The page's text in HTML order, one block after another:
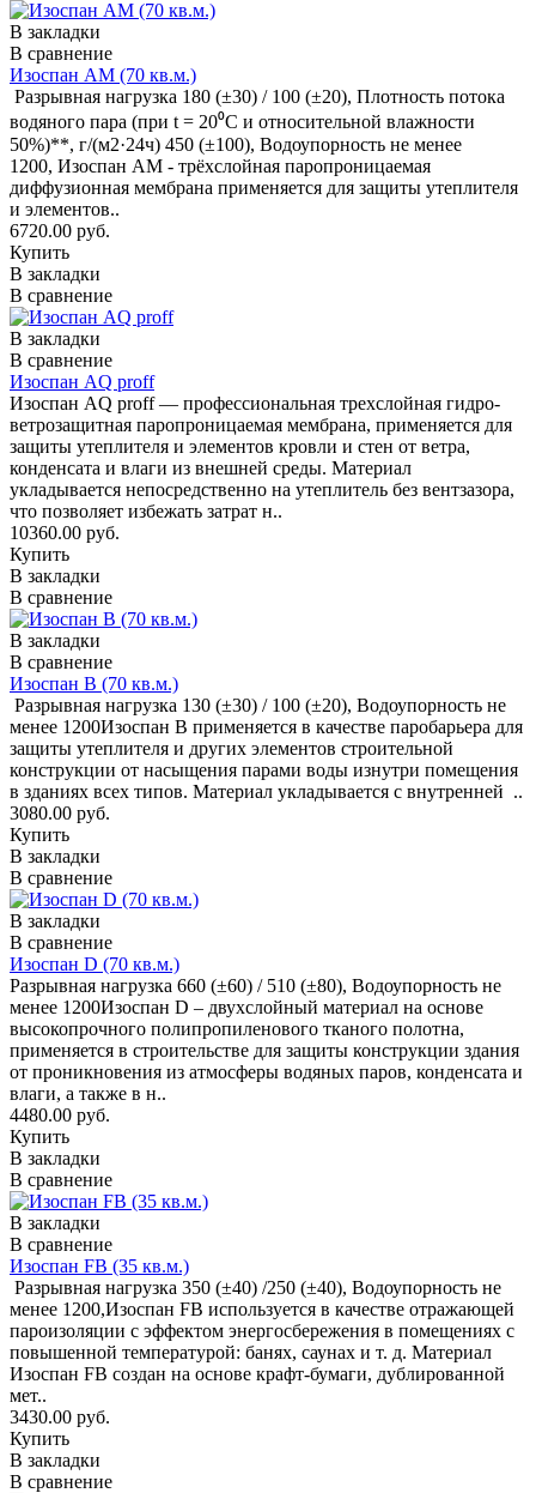
В закладки
В сравнение
Изоспан AM (70 кв.м.)
Разрывная нагрузка 180 (±30) / 100 (±20), Плотность потока
водяного пара (при t = 20⁰С и относительной влажности
50%)**, г/(м2·24ч) 450 (±100), Водоупорность не менее
1200, Изоспан AM - трёхслойная паропроницаемая
диффузионная мембрана применяется для защиты утеплителя
и элементов..
6720.00 руб.
Купить
В закладки
В сравнение
В закладки
В сравнение
Изоспан AQ proff
Изоспан AQ proff — профессиональная трехслойная гидро-
ветрозащитная паропроницаемая мембрана, применяется для
защиты утеплителя и элементов кровли и стен от ветра,
конденсата и влаги из внешней среды. Материал
укладывается непосредственно на утеплитель без вентзазора,
что позволяет избежать затрат н..
10360.00 руб.
Купить
В закладки
В сравнение
В закладки
В сравнение
Изоспан B (70 кв.м.)
Разрывная нагрузка 130 (±30) / 100 (±20), Водоупорность не
менее 1200Изоспан B применяется в качестве паробарьера для
защиты утеплителя и других элементов строительной
конструкции от насыщения парами воды изнутри помещения
в зданиях всех типов. Материал укладывается с внутренней ..
3080.00 руб.
Купить
В закладки
В сравнение
В закладки
В сравнение
Изоспан D (70 кв.м.)
Разрывная нагрузка 660 (±60) / 510 (±80), Водоупорность не
менее 1200Изоспан D – двухслойный материал на основе
высокопрочного полипропиленового тканого полотна,
применяется в строительстве для защиты конструкции здания
от проникновения из атмосферы водяных паров, конденсата и
влаги, а также в н..
4480.00 руб.
Купить
В закладки
В сравнение
В закладки
В сравнение
Изоспан FB (35 кв.м.)
Разрывная нагрузка 350 (±40) /250 (±40), Водоупорность не
менее 1200,Изоспан FВ используется в качестве отражающей
пароизоляции с эффектом энергосбережения в помещениях с
повышенной температурой: банях, саунах и т. д. Материал
Изоспан FВ создан на основе крафт-бумаги, дублированной
мет..
3430.00 руб.
Купить
В закладки
В сравнение